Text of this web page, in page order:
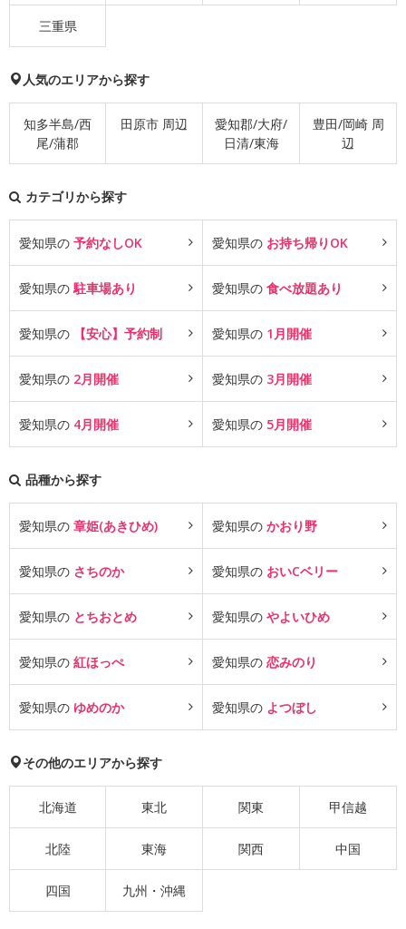
三重県
人気のエリアから探す
知多半島/西
尾/蒲郡
田原市 周辺
愛知郡/大府/
日清/東海
豊田/岡崎 周
辺
カテゴリから探す
愛知県の 予約なしOK 愛知県の お持ち帰りOK
愛知県の 駐車場あり 愛知県の 食べ放題あり
愛知県の 【安心】予約制 愛知県の 1月開催
愛知県の 2月開催 愛知県の 3月開催
愛知県の 4月開催 愛知県の 5月開催
品種から探す
愛知県の 章姫(あきひめ) 愛知県の かおり野
愛知県の さちのか 愛知県の おいCベリー
愛知県の とちおとめ 愛知県の やよいひめ
愛知県の 紅ほっぺ 愛知県の 恋みのり
愛知県の ゆめのか 愛知県の よつぼし
その他のエリアから探す
北海道 東北 関東 甲信越
北陸 東海 関西 中国
四国 九州・沖縄